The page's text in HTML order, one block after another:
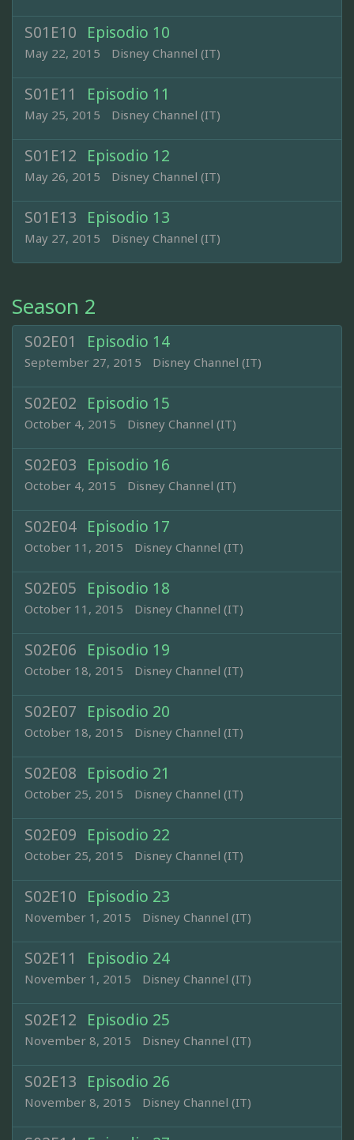
S01E10 Episodio 10
May 22, 2015 Disney Channel (IT)
S01E11 Episodio 11
May 25, 2015 Disney Channel (IT)
S01E12 Episodio 12
May 26, 2015 Disney Channel (IT)
S01E13 Episodio 13
May 27, 2015 Disney Channel (IT)
Season 2
S02E01 Episodio 14
September 27, 2015 Disney Channel (IT)
S02E02 Episodio 15
October 4, 2015 Disney Channel (IT)
S02E03 Episodio 16
October 4, 2015 Disney Channel (IT)
S02E04 Episodio 17
October 11, 2015 Disney Channel (IT)
S02E05 Episodio 18
October 11, 2015 Disney Channel (IT)
S02E06 Episodio 19
October 18, 2015 Disney Channel (IT)
S02E07 Episodio 20
October 18, 2015 Disney Channel (IT)
S02E08 Episodio 21
October 25, 2015 Disney Channel (IT)
S02E09 Episodio 22
October 25, 2015 Disney Channel (IT)
S02E10 Episodio 23
November 1, 2015 Disney Channel (IT)
S02E11 Episodio 24
November 1, 2015 Disney Channel (IT)
S02E12 Episodio 25
November 8, 2015 Disney Channel (IT)
S02E13 Episodio 26
November 8, 2015 Disney Channel (IT)